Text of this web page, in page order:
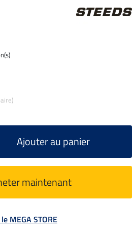
Ajouter au panier
maintenant
MEGA STORE